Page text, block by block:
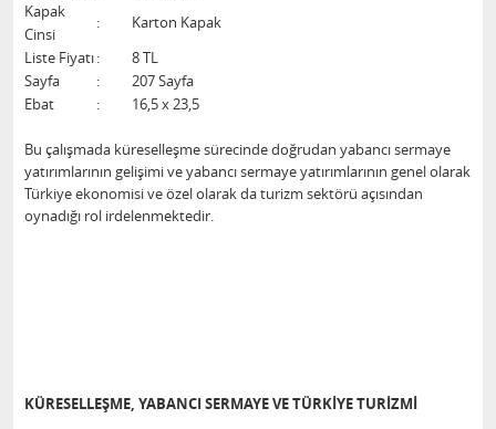
Kapak
Cinsi
:
Karton Kapak
Liste Fiyatı:
8 TL
Sayfa
:
207 Sayfa
Ebat
: 16,5 x 23,5
Bu çalışmada küreselleşme sürecinde doğrudan yabancı sermaye
yatırımlarının gelişimi ve yabancı sermaye yatırımlarının genel olarak
Türkiye ekonomisi ve özel olarak da turizm sektörü açısından
oynadığı rol irdelenmektedir.
KÜRESELLEŞME, YABANCI SERMAYE VE TÜRKİYE TURİZMİ